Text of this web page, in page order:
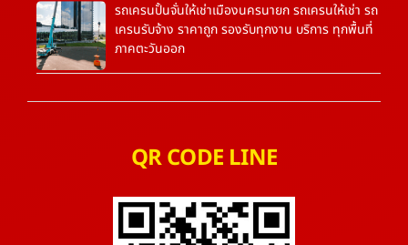
รถเครนปั้นจั่นให้เช่าเมืองนครนายก รถเครนให้เช่า รถ
เครนรับจ้าง ราคาถูก รองรับทุกงาน บริการ ทุกพื้นที่
ภาคตะวันออก
QR CODE LINE